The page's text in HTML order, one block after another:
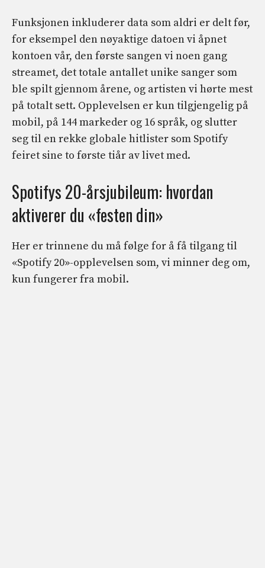
Funksjonen inkluderer data som aldri er delt før,
for eksempel den nøyaktige datoen vi åpnet
kontoen vår, den første sangen vi noen gang
streamet, det totale antallet unike sanger som
ble spilt gjennom årene, og artisten vi hørte mest
på totalt sett. Opplevelsen er kun tilgjengelig på
mobil, på 144 markeder og 16 språk, og slutter
seg til en rekke globale hitlister som Spotify
feiret sine to første tiår av livet med.
Spotifys 20-årsjubileum: hvordan
aktiverer du «festen din»
Her er trinnene du må følge for å få tilgang til
«Spotify 20»-opplevelsen som, vi minner deg om,
kun fungerer fra mobil.